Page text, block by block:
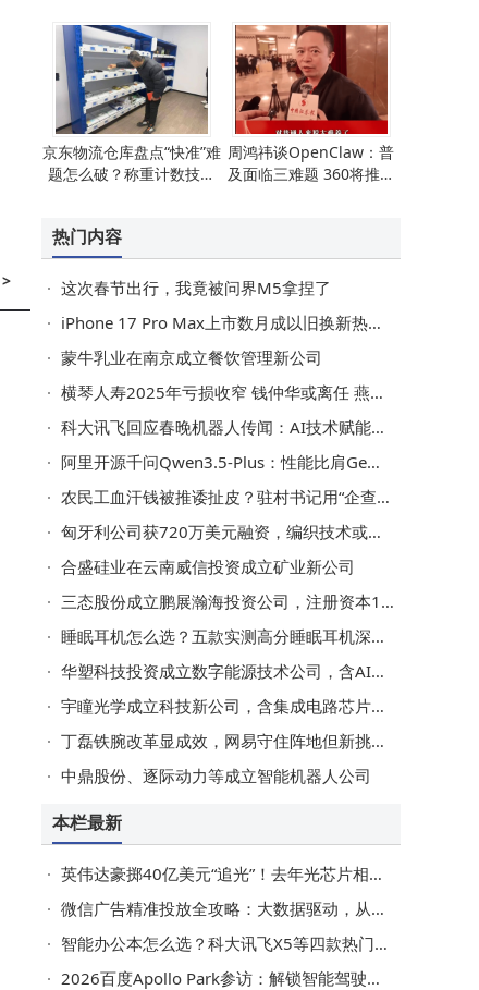
>
京东物流仓库盘点“快准”难
题怎么破？称重计数技术
周鸿祎谈OpenClaw：普
及面临三难题 360将推简
热门内容
这次春节出行，我竟被问界M5拿捏了
iPhone 17 Pro Max上市数月成以旧换新热门 保值率高或受经济环境影响
蒙牛乳业在南京成立餐饮管理新公司
横琴人寿2025年亏损收窄 钱仲华或离任 燕文波拟接棒董事长
科大讯飞回应春晚机器人传闻：AI技术赋能文娱，未来应用前景备受瞩目
阿里开源千问Qwen3.5-Plus：性能比肩Gemini 3 Pro，推理效率与多模态能力双突破
农民工血汗钱被推诿扯皮？驻村书记用“企查查”撕开欠薪黑幕！
匈牙利公司获720万美元融资，编织技术或革新机器人制造模式
合盛硅业在云南威信投资成立矿业新公司
三态股份成立鹏展瀚海投资公司，注册资本1亿元
睡眠耳机怎么选？五款实测高分睡眠耳机深度测评与选购指南
华塑科技投资成立数字能源技术公司，含AI业务
宇瞳光学成立科技新公司，含集成电路芯片业务
丁磊铁腕改革显成效，网易守住阵地但新挑战与机遇并存
中鼎股份、逐际动力等成立智能机器人公司
本栏最新
英伟达豪掷40亿美元“追光”！去年光芯片相关企业注册超5万家
微信广告精准投放全攻略：大数据驱动，从定位到转化一步到位
智能办公本怎么选？科大讯飞X5等四款热门产品功能特色大比拼，帮你找到心头好
2026百度Apollo Park参访：解锁智能驾驶技术落地密码，赋能企业转型